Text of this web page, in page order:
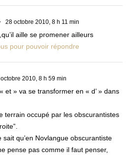
28 octobre 2010, 8 h 11 min
aille se promener ailleurs
pour pouvoir répondre
2010, 8 h 59 min
et » va se transformer en « d’ » dans
terrain occupé par les obscurantistes
sait qu’en Novlangue obscurantiste
pense pas comme il faut penser,